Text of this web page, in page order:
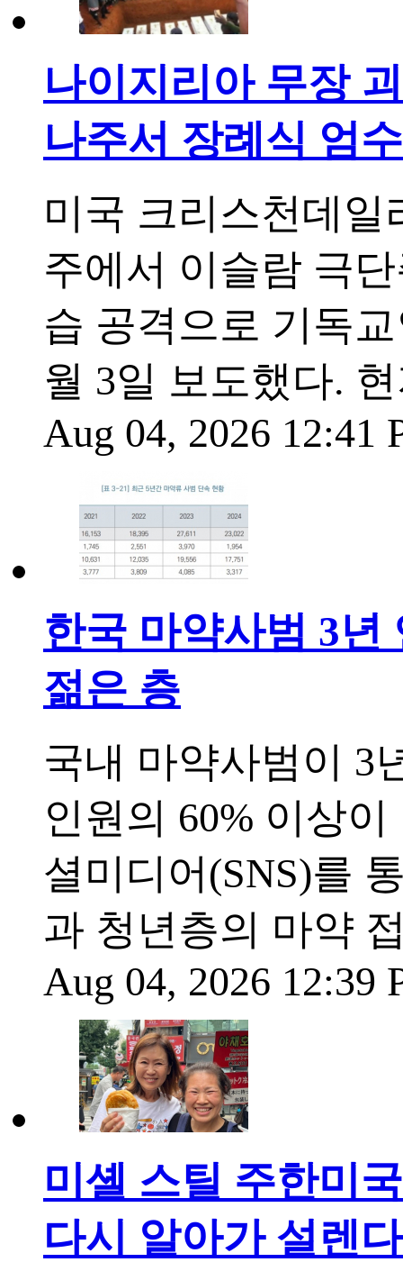
나이지리아 무장
나주서 장례식 엄수
미국 크리스천데
주에서 이슬람 극
습 공격으로 기독
월 3일 보도했다.
Aug 04, 2026 12:41
한국 마약사범 3년
젊은 층
국내 마약사범이 3
인원의 60% 이상
셜미디어(SNS)를
과 청년층의 마약
Aug 04, 2026 12:39
미셸 스틸 주한미
다시 알아가 설렌